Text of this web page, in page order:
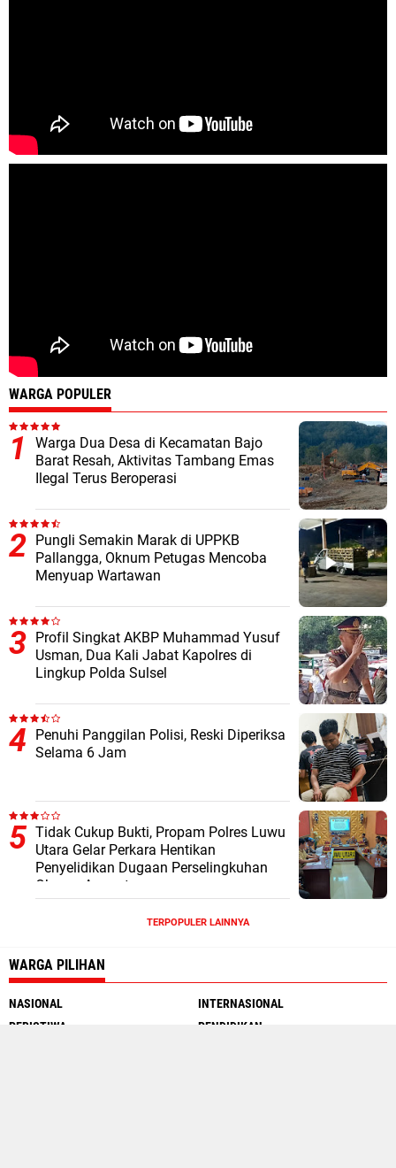
WARGA POPULER
Warga Dua Desa di Kecamatan Bajo
Barat Resah, Aktivitas Tambang Emas
Ilegal Terus Beroperasi
Pungli Semakin Marak di UPPKB
Pallangga, Oknum Petugas Mencoba
Menyuap Wartawan
Profil Singkat AKBP Muhammad Yusuf
Usman, Dua Kali Jabat Kapolres di
Lingkup Polda Sulsel
Penuhi Panggilan Polisi, Reski Diperiksa
Selama 6 Jam
Tidak Cukup Bukti, Propam Polres Luwu
Utara Gelar Perkara Hentikan
Penyelidikan Dugaan Perselingkuhan
Oknum Anggota
TERPOPULER LAINNYA
WARGA PILIHAN
NASIONAL
INTERNASIONAL
PERISTIWA
PENDIDIKAN